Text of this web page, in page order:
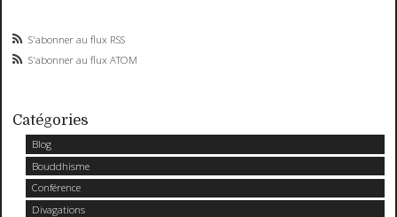
S'abonner au flux RSS
S'abonner au flux ATOM
Catégories
Blog
Bouddhisme
Conférence
Divagations